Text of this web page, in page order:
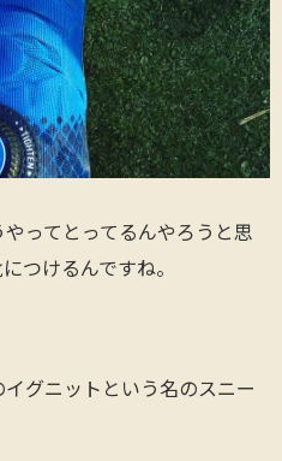
ってとってるんやろうと思
つけるんですね。
グニットという名のスニー